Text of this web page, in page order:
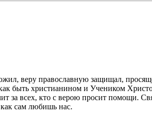
веру православную защищал,
быть христианином и Учеником
за всех, кто с верою просит помощи.
сам любишь нас.